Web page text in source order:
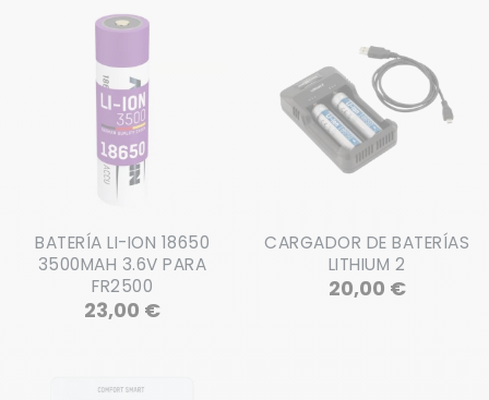
BATERÍA LI-ION 18650
3500MAH 3.6V PARA
FR2500
23,00 €Precio
CARGADOR DE BATERÍAS
LITHIUM 2
20,00 €Precio